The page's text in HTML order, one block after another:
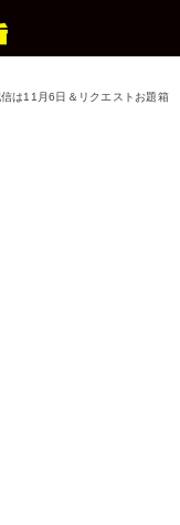
は11月6日＆リクエストお題箱